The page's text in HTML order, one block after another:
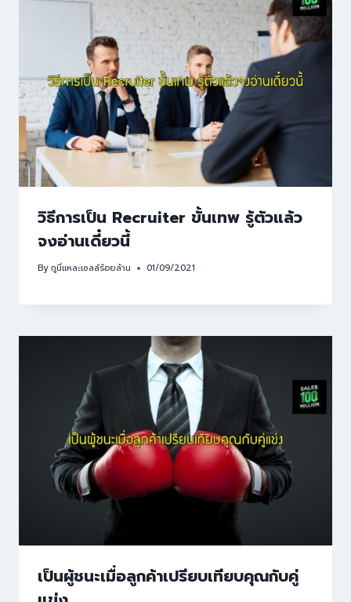
วิธีการเป็น Recruiter ขั้นเทพ รู้ตัวแล้ว
จงอ่านเดี๋ยวนี้
Byกูนี่แหละเซลล์ร้อยล้าน 01/09/2021
เป็นผู้ชนะเมื่อลูกค้าเปรียบเทียบคุณกับคู่